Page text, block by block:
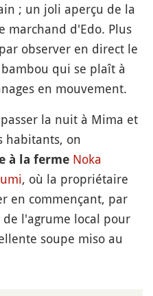
; un joli aperçu de la
d'Edo. Plus
observer en direct le
qui se plaît à
en mouvement.
la nuit à Mima et
habitants, on
à la ferme Noka
, où la propriétaire
en commençant, par
l'agrume local pour
soupe miso au